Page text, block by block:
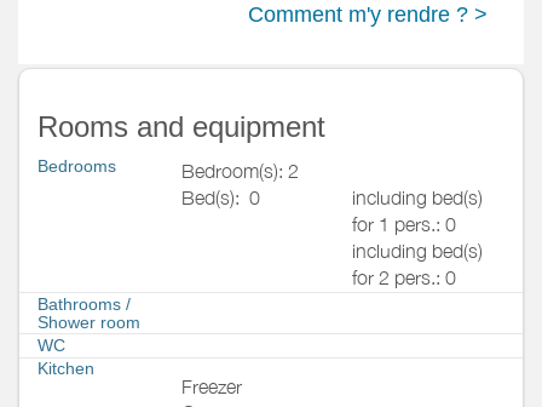
Comment m'y rendre ? >
Rooms and equipment
Bedrooms
Bedroom(s): 2
Bed(s): 0
including bed(s)
for 1 pers.: 0
including bed(s)
for 2 pers.: 0
Bathrooms /
Shower room
WC
Kitchen
Freezer